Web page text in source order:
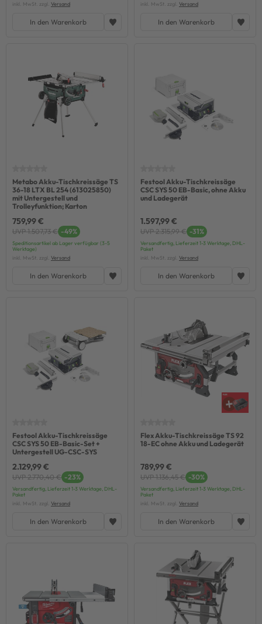
inkl. MwSt. zzgl. Versand
In den Warenkorb
inkl. MwSt. zzgl. Versand
In den Warenkorb
Metabo Akku-Tischkreissäge TS
36-18 LTX BL 254 (613025850)
mit Untergestell und
Trolleyfunktion; Karton
759,99 €
UVP 1.507,73 € -49%
Speditionsartikel ab Lager verfügbar (3-5
Werktage)
inkl. MwSt. zzgl. Versand
In den Warenkorb
Festool Akku-Tischkreissäge
CSC SYS 50 EB-Basic, ohne Akku
und Ladegerät
1.597,99 €
UVP 2.315,99 € -31%
Versandfertig, Lieferzeit 1-3 Werktage, DHL-
Paket
inkl. MwSt. zzgl. Versand
In den Warenkorb
Festool Akku-Tischkreissäge
CSC SYS 50 EB-Basic-Set +
Untergestell UG-CSC-SYS
2.129,99 €
UVP 2.770,40 € -23%
Versandfertig, Lieferzeit 1-3 Werktage, DHL-
Paket
inkl. MwSt. zzgl. Versand
In den Warenkorb
Flex Akku-Tischkreissäge TS 92
18-EC ohne Akku und Ladegerät
789,99 €
UVP 1.136,45 € -30%
Versandfertig, Lieferzeit 1-3 Werktage, DHL-
Paket
inkl. MwSt. zzgl. Versand
In den Warenkorb